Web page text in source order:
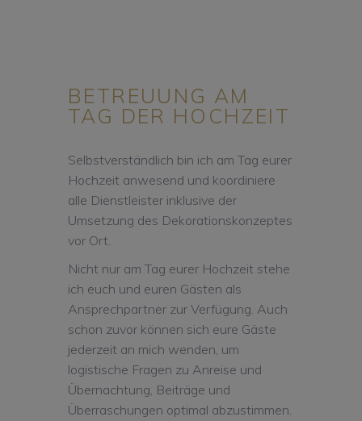
BETREUUNG AM
TAG DER HOCHZEIT
Selbstverständlich bin ich am Tag eurer
Hochzeit anwesend und koordiniere
alle Dienstleister inklusive der
Umsetzung des Dekorationskonzeptes
vor Ort.
Nicht nur am Tag eurer Hochzeit stehe
ich euch und euren Gästen als
Ansprechpartner zur Verfügung. Auch
schon zuvor können sich eure Gäste
jederzeit an mich wenden, um
logistische Fragen zu Anreise und
Übernachtung, Beiträge und
Überraschungen optimal abzustimmen.